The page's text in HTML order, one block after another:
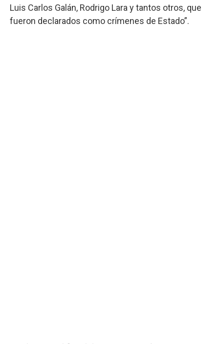
Luis Carlos Galán, Rodrigo Lara y tantos otros, que
fueron declarados como crímenes de Estado”.